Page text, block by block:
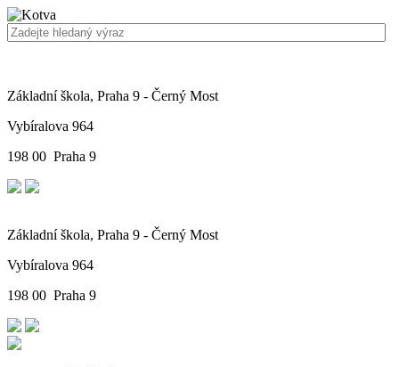
Základní škola, Praha 9 - Černý Most
Vybíralova 964
198 00 Praha 9
Základní škola, Praha 9 - Černý Most
Vybíralova 964
198 00 Praha 9